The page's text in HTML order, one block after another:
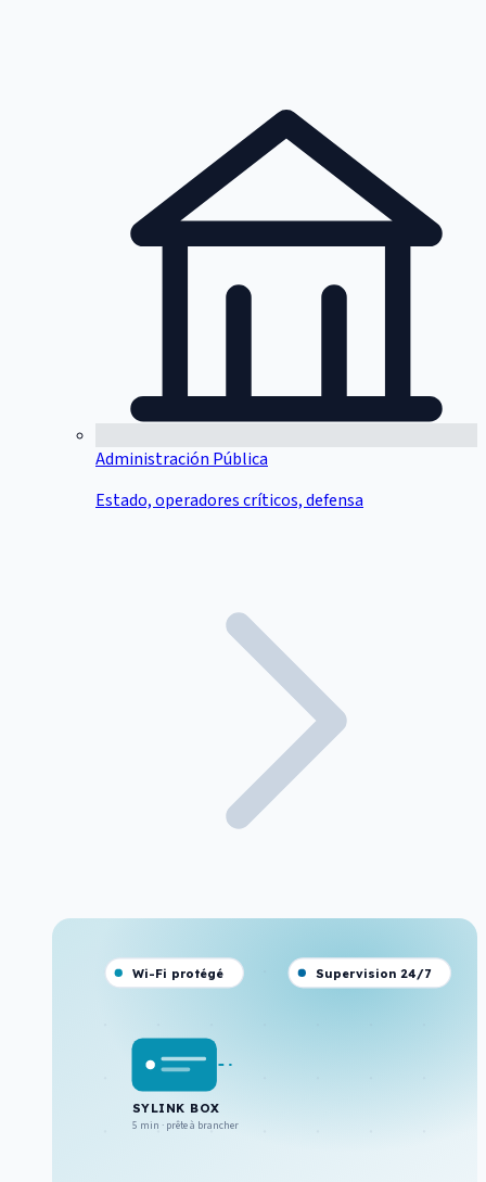
Administración Pública
Estado, operadores críticos, defensa
SYLINK BOX
5 min · prête à brancher
Wi-Fi protégé Supervision 24/7